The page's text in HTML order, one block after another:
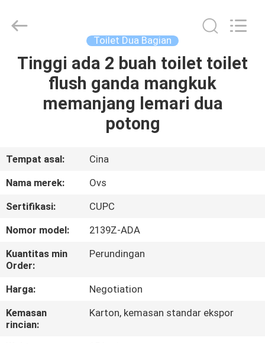
RUMAH
PRODUK
KAMI
PABRIK
KONTROL
KUALITAS
HUBUNGI
KAMI
Copyright
bathroomstoilet.com.
Toilet Dua Bagian
Tinggi ada 2 buah toilet toilet
flush ganda mangkuk
memanjang lemari dua
potong
Tempat asal:
Cina
Nama merek:
Ovs
Sertifikasi:
CUPC
Nomor model:
2139Z-ADA
Kuantitas min
Order:
Perundingan
Harga:
Negotiation
Kemasan
rincian:
Karton, kemasan standar ekspor